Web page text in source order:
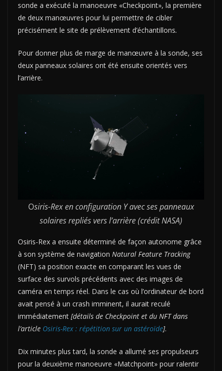
sonde a exécuté la manoeuvre «Checkpoint», la première
de deux manœuvres pour lui permettre de cibler
précisément le site de prélèvement d’échantillons.
Pour donner plus de marge de manœuvre à la sonde, ses
deux panneaux solaires ont été ensuite orientés vers
l’arrière.
Osiris-Rex en configuration Y avec ses panneaux
solaires repliés vers l’arrière (crédit NASA)
Osiris-Rex a ensuite déterminé de façon autonome grâce
à son système de navigation Natural Feature Tracking
(NFT) sa position exacte en comparant les vues de
surface des survols précédents avec des images de
caméra en temps réel. Dans le cas où l’ordinateur de bord
avait pensé à un crash imminent, il aurait reculé
immédiatement [détails de Checkpoint et du NFT dans
l’article Osiris-Rex : répétition sur un astéroïde].
Dix minutes plus tard, la sonde a allumé ses propulseurs
pour la deuxième manoeuvre «Matchpoint» pour ralentir